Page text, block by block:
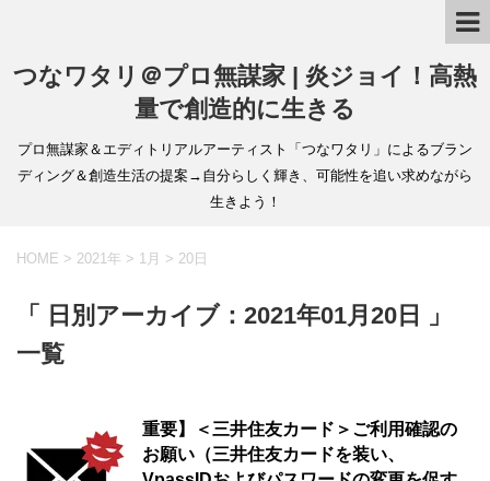
つなワタリ＠プロ無謀家 | 炎ジョイ！高熱
量で創造的に生きる
プロ無謀家＆エディトリアルアーティスト「つなワタリ」によるブラン
ディング＆創造生活の提案→自分らしく輝き、可能性を追い求めながら
生きよう！
HOME > 2021年 > 1月 > 20日
「 日別アーカイブ：2021年01月20日 」
一覧
重要】＜三井住友カード＞ご利用確認の
お願い（三井住友カードを装い、